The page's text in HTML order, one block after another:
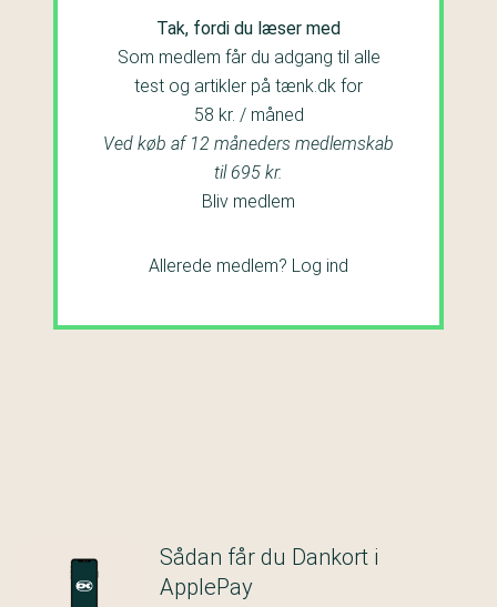
Tak, fordi du læser med
Som medlem får du adgang til alle
test og artikler på tænk.dk for
58 kr. / måned
Ved køb af 12 måneders medlemskab
til 695 kr.
Bliv medlem
Allerede medlem? Log ind
Sådan får du Dankort i
ApplePay